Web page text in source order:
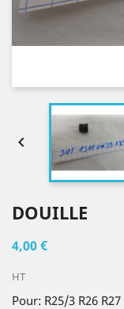

DOUILLE
4,00 €
HT
Pour: R25/3 R26 R27